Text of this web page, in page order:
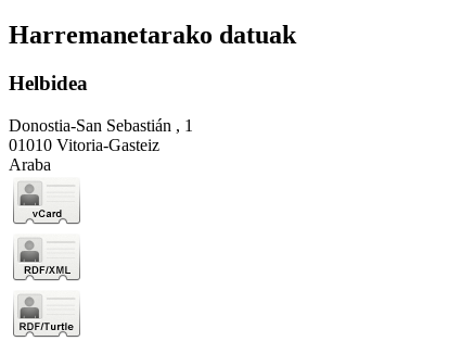
Harremanetarako datuak
Helbidea
Donostia-San Sebastián , 1
01010 Vitoria-Gasteiz
Araba